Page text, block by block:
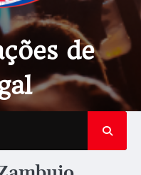
de